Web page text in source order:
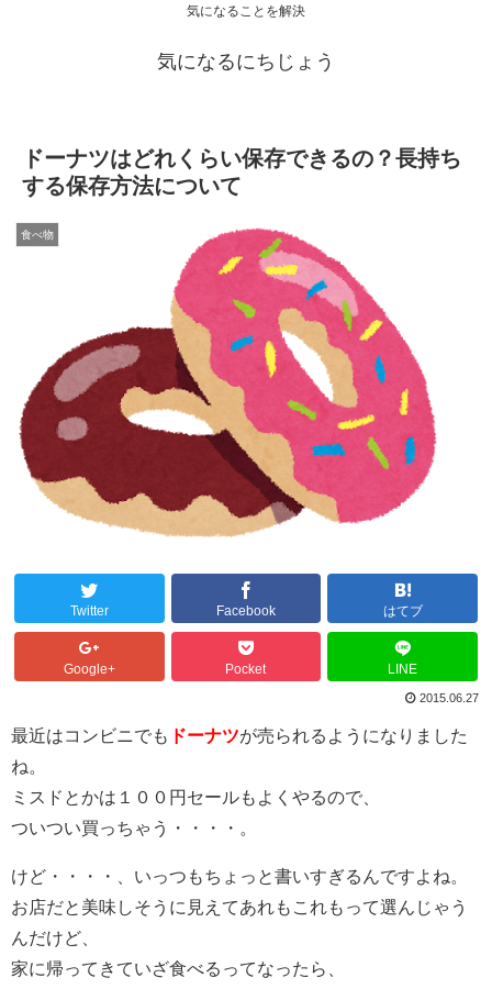
気になることを解決
気になるにちじょう
ドーナツはどれくらい保存できるの？長持ち
する保存方法について
食べ物
Twitter Facebook はてブ
Google+ Pocket LINE
2015.06.27
最近はコンビニでも ドーナツが売られるようになりました
ね。
ミスドとかは１００円セールもよくやるので、
ついつい買っちゃう・・・・。
けど・・・・、いっつもちょっと書いすぎるんですよね。
お店だと美味しそうに見えてあれもこれもって選んじゃう
んだけど、
家に帰ってきていざ食べるってなったら、